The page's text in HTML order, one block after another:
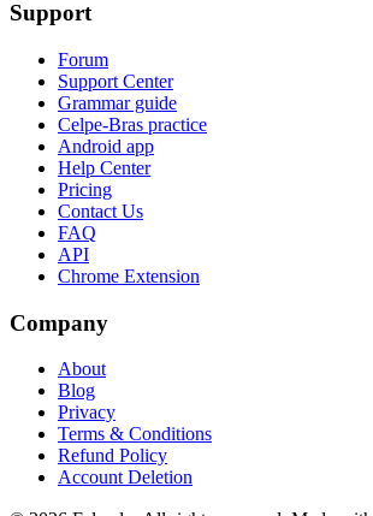
Support
Forum
Support Center
Grammar guide
Celpe-Bras practice
Android app
Help Center
Pricing
Contact Us
FAQ
API
Chrome Extension
Company
About
Blog
Privacy
Terms & Conditions
Refund Policy
Account Deletion